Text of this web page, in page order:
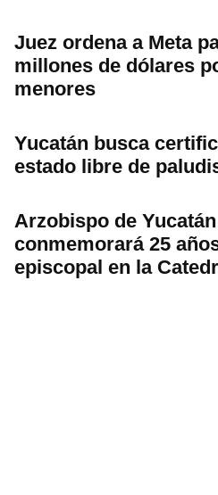
Juez ordena a Meta
millones de dólares
menores
Yucatán busca
estado libre de
Arzobispo de Yucatán
conmemorará 25
episcopal en la